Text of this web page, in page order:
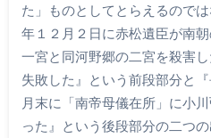
た」ものとしてとらえるので
年１２月２日に赤松遺臣が南
一宮と同河野郷の二宮を殺害
失敗した』という前段部分と
月末に「南帝母儀在所」に小
った』という後段部分の二つ